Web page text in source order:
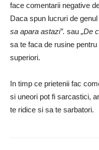
face comentarii negative
Daca spun lucruri de genul
sa apara astazi”. sau „De
sa te faca de rusine
superiori.
In timp ce prietenii fac
si uneori pot fi sarcastici,
te ridice si sa te sarbatori.